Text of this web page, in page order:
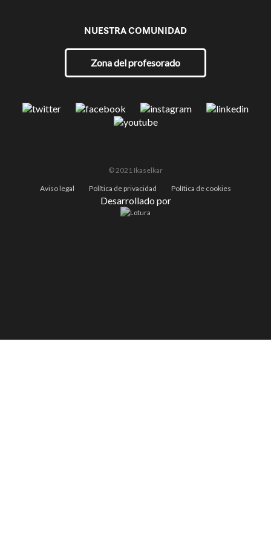
NUESTRA COMUNIDAD
Zona del profesorado
Aviso legal Política de privacidad Política de cookies
© 2021 Ikaselkar
Desarrollado por